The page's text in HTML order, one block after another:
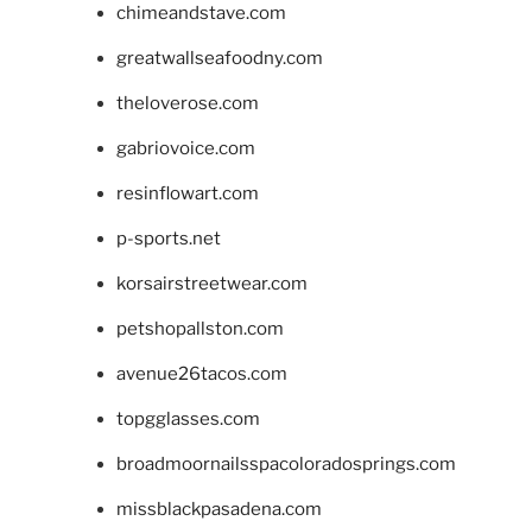
chimeandstave.com
greatwallseafoodny.com
theloverose.com
gabriovoice.com
resinflowart.com
p-sports.net
korsairstreetwear.com
petshopallston.com
avenue26tacos.com
topgglasses.com
broadmoornailsspacoloradosprings.com
missblackpasadena.com